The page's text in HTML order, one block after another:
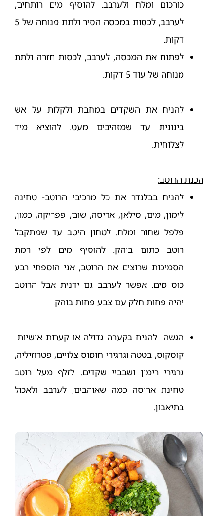
כורכום ומלח ולערבב. להוסיף מים רותחים,
לערבב, לכסות במכסה הסיר ולתת מנוחה של 5
דקות.
לפתוח את המכסה, לערבב, לכסות חזרה ולתת
מנוחה של עוד 5 דקות.
להניח את השקדים במחבת ולקלות על אש
בינונית עד שמזהיבים מעט. להוציא מיד
לצלוחית.
הכנת הרוטב:
להניח בבלנדר את כל מרכיבי הרוטב- טחינה
לימון, מים, סילאן, אריסה, שום, פפריקה, כמון,
פלפל שחור ומלח. לטחון היטב עד שמתקבל
רוטב כתום בוהק. להוסיף מים לפי רמת
הסמיכות שרוצים את הרוטב, אני הוספתי רבע
כוס מים. אפשר לערבב גם ידנית אבל הרוטב
יהיה פחות חלק עם צבע פחות בוהק.
הגשה- להניח בקערה גדולה או קערות אישיות-
קוסקוס, בטטה וגרגירי חומוס צלויים, פטרוזיליה,
גרגירי רימון ושבביי שקדים. לזלף מעל רוטב
טחינת אריסה כמה שאוהבים, לערבב ולאכול
בתיאבון.